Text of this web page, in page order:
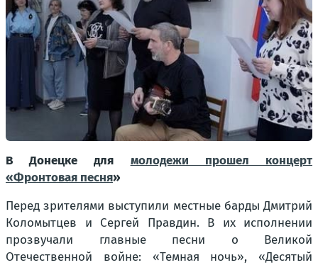
В Донецке для молодежи прошел концерт
«Фронтовая песня»
Перед зрителями выступили местные барды Дмитрий
Коломытцев и Сергей Правдин. В их исполнении
прозвучали главные песни о Великой
Отечественной войне: «Темная ночь», «Десятый